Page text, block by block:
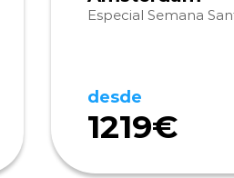
Especial Semana
desde
1219€